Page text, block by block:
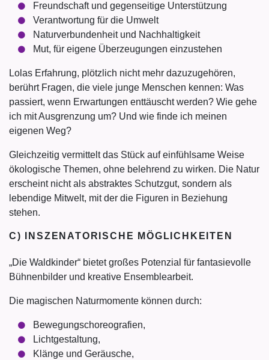
Freundschaft und gegenseitige Unterstützung
Verantwortung für die Umwelt
Naturverbundenheit und Nachhaltigkeit
Mut, für eigene Überzeugungen einzustehen
Lolas Erfahrung, plötzlich nicht mehr dazuzugehören,
berührt Fragen, die viele junge Menschen kennen: Was
passiert, wenn Erwartungen enttäuscht werden? Wie gehe
ich mit Ausgrenzung um? Und wie finde ich meinen
eigenen Weg?
Gleichzeitig vermittelt das Stück auf einfühlsame Weise
ökologische Themen, ohne belehrend zu wirken. Die Natur
erscheint nicht als abstraktes Schutzgut, sondern als
lebendige Mitwelt, mit der die Figuren in Beziehung
stehen.
C) INSZENATORISCHE MÖGLICHKEITEN
„Die Waldkinder“ bietet großes Potenzial für fantasievolle
Bühnenbilder und kreative Ensemblearbeit.
Die magischen Naturmomente können durch:
Bewegungschoreografien,
Lichtgestaltung,
Klänge und Geräusche,